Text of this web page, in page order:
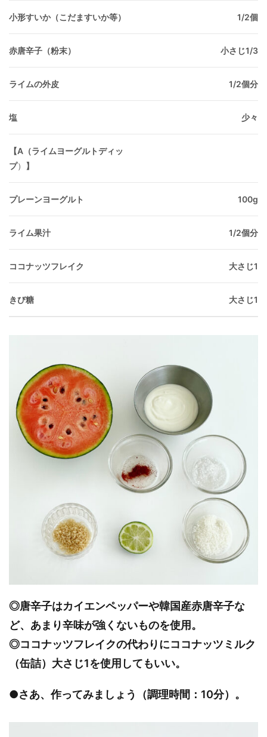
小形すいか（こだますいか等） 1/2個
赤唐辛子（粉末） 小さじ1/3
ライムの外皮 1/2個分
塩 少々
【A （ライムヨーグルトディッ
プ） 】
プレーンヨーグルト 100g
ライム果汁 1/2個分
ココナッツフレイク 大さじ1
きび糖 大さじ1
◎唐辛子はカイエンペッパーや韓国産赤唐辛子な
ど、あまり辛味が強くないものを使用。
◎ココナッツフレイクの代わりにココナッツミルク
（缶詰）大さじ1を使用してもいい。
●さあ、作ってみましょう（調理時間：10分）。